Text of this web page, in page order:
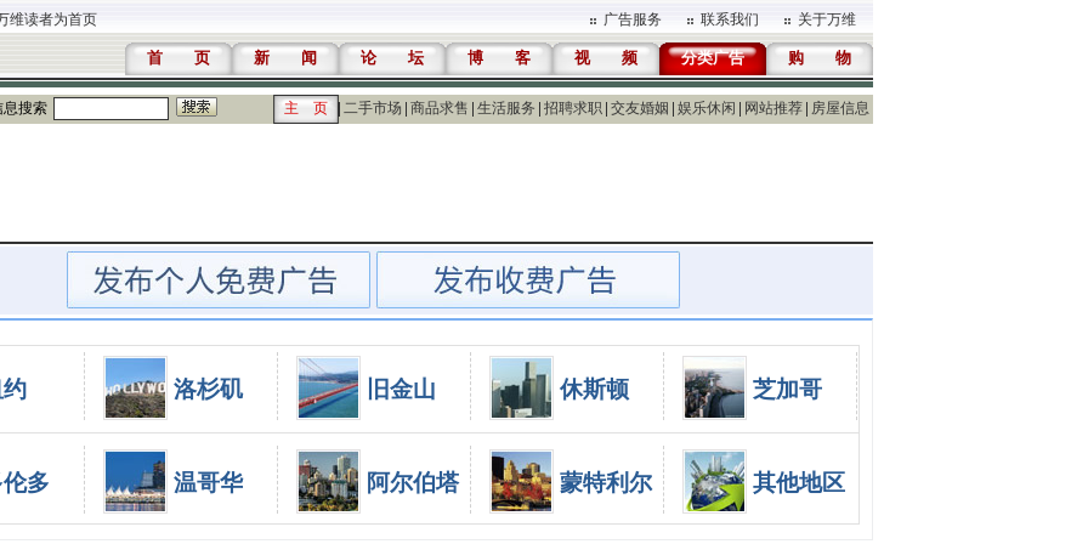
维读者为首页 广告服务 联系我们 关于万维
首 页 新 闻 论 坛 博 客 视 频 分类广告 购 物
息搜索 主 页 二手市场 商品求售 生活服务 招聘求职 交友婚姻 娱乐休闲 网站推荐 房屋信息
洛杉矶 旧金山 休斯顿 芝加哥
多 温哥华 阿尔伯塔 蒙特利尔 其他地区